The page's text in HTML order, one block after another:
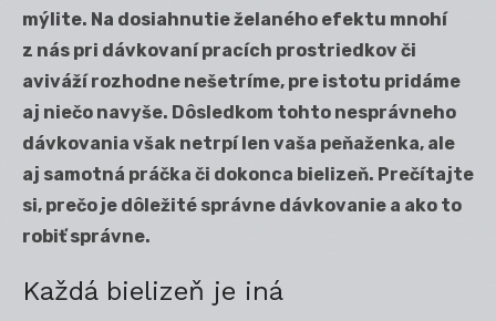
mýlite. Na dosiahnutie želaného efektu mnohí
z nás pri dávkovaní pracích prostriedkov či
aviváží rozhodne nešetríme, pre istotu pridáme
aj niečo navyše. Dôsledkom tohto nesprávneho
dávkovania však netrpí len vaša peňaženka, ale
aj samotná práčka či dokonca bielizeň. Prečítajte
si, prečo je dôležité správne dávkovanie a ako to
robiť správne.
Každá bielizeň je iná